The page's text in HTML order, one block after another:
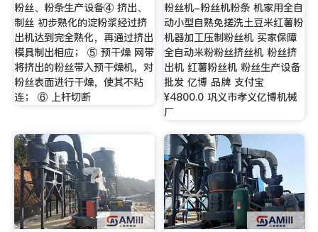
粉丝、粉条生产设备④ 挤出、
制丝 初步熟化的淀粉浆经过挤
出机达到完全熟化，再通过挤出
模具制出相应； ⑤ 预干燥 网带
将挤出的粉丝带入预干燥机，对
粉丝表面进行干燥，使其不粘
连； ⑥ 上杆切断
粉丝机-粉丝机粉条 机家用全自
动小型自熟免搓洗土豆米红薯粉
机器加工压制粉丝机 买家保障
全自动米粉粉丝挤丝机 粉丝挤
出机 红薯粉丝机 粉丝生产设备
批发 亿博 品牌 支付宝
¥4800.0 巩义市孝义亿博机械
厂